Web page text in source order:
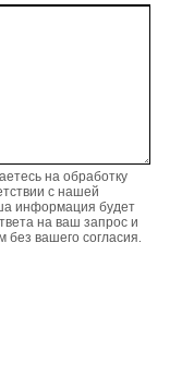
на обработку
с нашей
информация будет
на ваш запрос и
без вашего согласия.